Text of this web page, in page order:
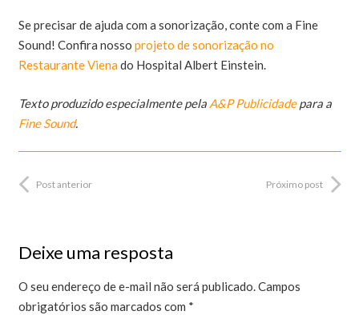
Se precisar de ajuda com a sonorização, conte com a Fine
Sound! Confira nosso projeto de sonorização no
Restaurante Vienado Hospital Albert Einstein.
Texto produzido especialmente pela A&P Publicidadepara a
Fine Sound.
Post anterior Próximo post
Deixe uma resposta
O seu endereço de e-mail não será publicado.Campos
obrigatórios são marcados com *